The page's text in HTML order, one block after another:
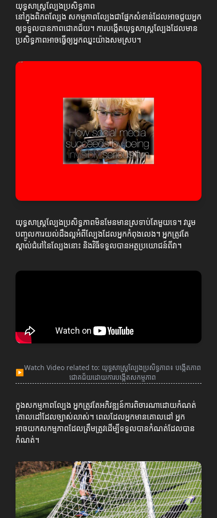
យុទ្ធសាស្ត្រល្បែងប្រសិទ្ធភាព
នៅក្នុងពិភពល្បែង សកម្មភាពល្បែងជាផ្នែកសំខាន់ដែលអាចជួយអ្នក
ឲ្យទទួលបានភាពជោគជ័យ។ ការបង្កើតយុទ្ធសាស្ត្រល្បែងដែលមាន
ប្រសិទ្ធភាពអាចធ្វើឲ្យអ្នកឈ្នះយ៉ាងសមស្រប។
យុទ្ធសាស្ត្រល្បែងប្រសិទ្ធភាពមិនមែនមានស្រទាប់តែមួយទេ។ វារួម
បញ្ចូលការយល់ដឹងល្អអំពីល្បែងដែលអ្នកកំពុងលេង។ អ្នកត្រូវតែ
ស្គាល់ជំរៅនៃល្បែងនោះ និងវិធីទទួលបានអត្ថប្រយោជន៍ពីវា។
▶
Watch Video related to: យុទ្ធសាស្ត្រល្បែងប្រសិទ្ធភាព៖ បង្កើតភាព
ជោគជ័យដោយការបង្កើតសកម្មភាព
ក្នុងសកម្មភាពល្បែង អ្នកត្រូវតែអភិវឌ្ឍន៍ការពិចារណាដោយកំណត់
គោលដៅដែលច្បាស់លាស់។ ពេលដែលអ្នកមានគោលដៅ អ្នក
អាចយកសកម្មភាពដែលត្រឹមត្រូវដើម្បីទទួលបានកំណត់ដែលបាន
កំណត់។